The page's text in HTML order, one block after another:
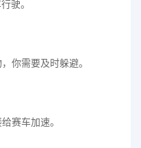
驶。
你需要及时躲避。
赛车加速。